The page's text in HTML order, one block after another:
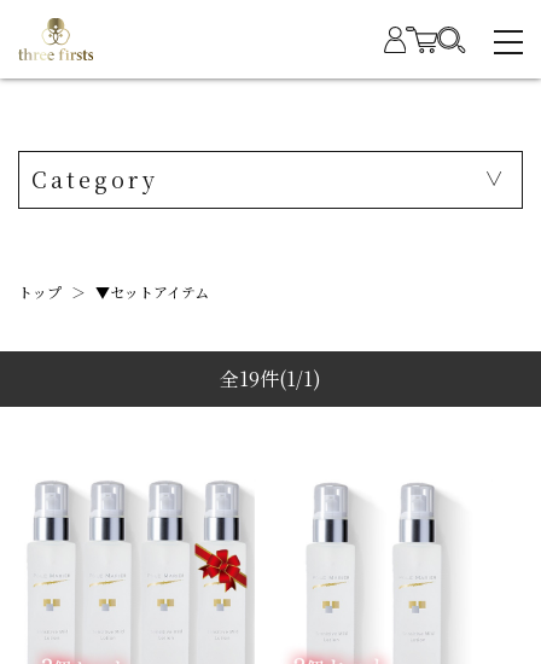
Category
トップ ＞ ▼セットアイテム
全19件(1/1)